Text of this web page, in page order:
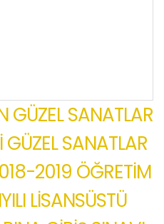
GÜZEL SANATLAR
GÜZEL SANATLAR
2019 ÖĞRETİM
LİSANSÜSTÜ